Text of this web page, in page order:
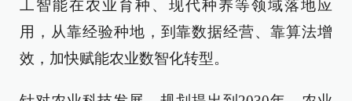
工智能在农业育种、现代种养等领域落地应
用，从靠经验种地，到靠数据经营、靠算法增
效，加快赋能农业数智化转型。